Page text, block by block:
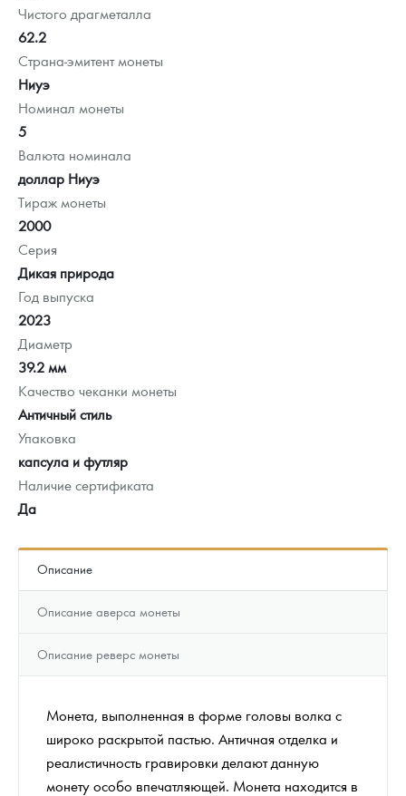
Чистого драгметалла
62.2
Страна-эмитент монеты
Ниуэ
Номинал монеты
5
Валюта номинала
доллар Ниуэ
Тираж монеты
2000
Серия
Дикая природа
Год выпуска
2023
Диаметр
39.2 мм
Качество чеканки монеты
Античный стиль
Упаковка
капсула и футляр
Наличие сертификата
Да
Описание
Описание аверса монеты
Описание реверс монеты
Монета, выполненная в форме головы волка с
широко раскрытой пастью. Античная отделка и
реалистичность гравировки делают данную
монету особо впечатляющей. Монета находится в